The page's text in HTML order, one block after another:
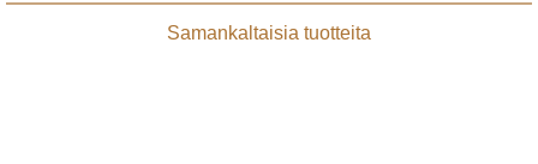
Samankaltaisia tuotteita